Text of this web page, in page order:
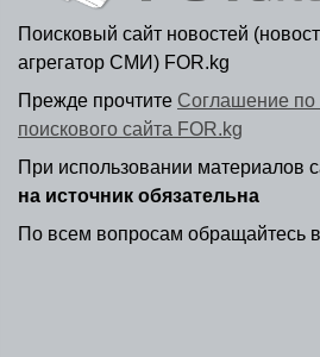
Поисковый сайт новостей
агрегатор СМИ) FOR.kg
Прежде прочтите Соглашение по
поискового сайта FOR.kg
При использовании материалов
на источник обязательна
По всем вопросам обращайтесь в